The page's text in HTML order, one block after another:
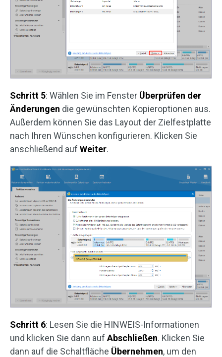
Schritt 5: Wählen Sie im Fenster Überprüfen der
Änderungen die gewünschten Kopieroptionen aus.
Außerdem können Sie das Layout der Zielfestplatte
nach Ihren Wünschen konfigurieren. Klicken Sie
anschließend auf Weiter.
Schritt 6: Lesen Sie die HINWEIS-Informationen
und klicken Sie dann auf Abschließen. Klicken Sie
dann auf die Schaltfläche Übernehmen, um den